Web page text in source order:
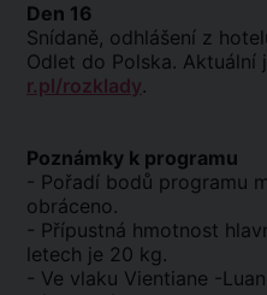
Den 16
Snídaně, odhlášení z
Odlet do Polska. Aktuální
r.pl/rozklady.
Poznámky k programu
- Pořadí bodů programu
obráceno.
- Přípustná hmotnost
letech je 20 kg.
- Ve vlaku Vientiane -